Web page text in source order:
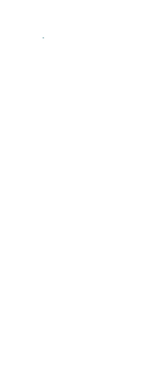
.